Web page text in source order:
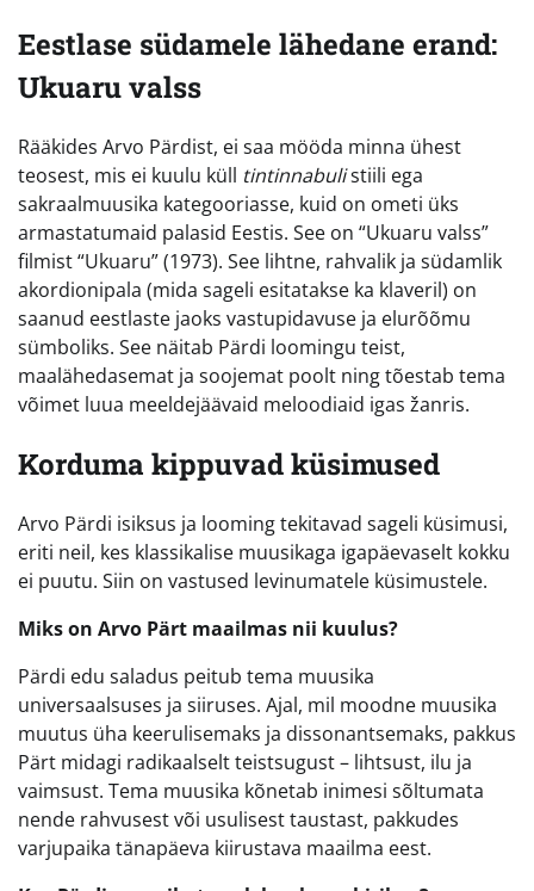
Eestlase südamele lähedane erand:
Ukuaru valss
Rääkides Arvo Pärdist, ei saa mööda minna ühest
teosest, mis ei kuulu küll tintinnabulistiili ega
sakraalmuusika kategooriasse, kuid on ometi üks
armastatumaid palasid Eestis. See on “Ukuaru valss”
filmist “Ukuaru” (1973). See lihtne, rahvalik ja südamlik
akordionipala (mida sageli esitatakse ka klaveril) on
saanud eestlaste jaoks vastupidavuse ja elurõõmu
sümboliks. See näitab Pärdi loomingu teist,
maalähedasemat ja soojemat poolt ning tõestab tema
võimet luua meeldejäävaid meloodiaid igas žanris.
Korduma kippuvad küsimused
Arvo Pärdi isiksus ja looming tekitavad sageli küsimusi,
eriti neil, kes klassikalise muusikaga igapäevaselt kokku
ei puutu. Siin on vastused levinumatele küsimustele.
Miks on Arvo Pärt maailmas nii kuulus?
Pärdi edu saladus peitub tema muusika
universaalsuses ja siiruses. Ajal, mil moodne muusika
muutus üha keerulisemaks ja dissonantsemaks, pakkus
Pärt midagi radikaalselt teistsugust – lihtsust, ilu ja
vaimsust. Tema muusika kõnetab inimesi sõltumata
nende rahvusest või usulisest taustast, pakkudes
varjupaika tänapäeva kiirustava maailma eest.